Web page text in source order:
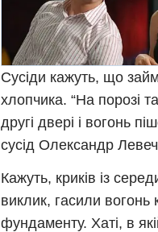
Сусіди кажуть, що
хлопчика. “На порозі
другі двері і вогонь
сусід Олександр
Кажуть, криків із
виклик, гасили вогонь
фундаменту. Хаті, в